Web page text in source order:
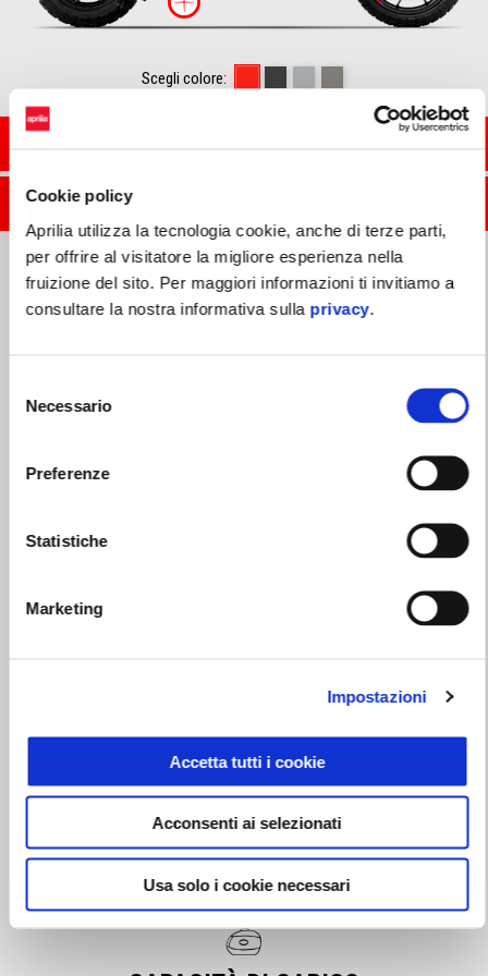
Cookie policy
Aprilia utilizza la tecnologia cookie, anche di terze parti,
per offrire al visitatore la migliore esperienza nella
fruizione del sito. Per maggiori informazioni ti invitiamo a
consultare la nostra informativa sulla privacy
delNecessario
Preferenze
Statistiche
Marketing
Impostazioni
Accetta tutti i cookie
Acconsenti ai selezionati
Usa solo i cookie necessari
Scegli colore:
La gamma di accessori dedicata ad Aprilia SR GT 400 è pensata per
situazione di guida.
Soluzioni che si integrano perfettamente con il
suo carattere adventure, aggiungendo praticità e
STILE
aumentare la protezione del mezzo o sfruttare al massimo lo spazio
a disposizione,ogni accessorio nasce per migliorare
l’esperienza su strada e accompagnarti ovunque con stile